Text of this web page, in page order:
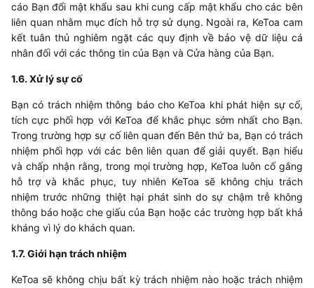
cáo Bạn đổi mật khẩu sau khi cung cấp mật khẩu cho các bên
liên quan nhằm mục đích hỗ trợ sử dụng. Ngoài ra, KeToa cam
kết tuân thủ nghiêm ngặt các quy định về bảo vệ dữ liệu cá
nhân đối với các thông tin của Bạn và Cửa hàng của Bạn.
1.6. Xử lý sự cố
Bạn có trách nhiệm thông báo cho KeToa khi phát hiện sự cố,
tích cực phối hợp với KeToa để khắc phục sớm nhất cho Bạn.
Trong trường hợp sự cố liên quan đến Bên thứ ba, Bạn có trách
nhiệm phối hợp với các bên liên quan để giải quyết. Bạn hiểu
và chấp nhận rằng, trong mọi trường hợp, KeToa luôn cố gắng
hỗ trợ và khắc phục, tuy nhiên KeToa sẽ không chịu trách
nhiệm trước những thiệt hại phát sinh do sự chậm trễ không
thông báo hoặc che giấu của Bạn hoặc các trường hợp bất khả
kháng vì lý do khách quan.
​1.7. Giới hạn trách nhiệm
KeToa sẽ không chịu bất kỳ trách nhiệm nào hoặc trách nhiệm